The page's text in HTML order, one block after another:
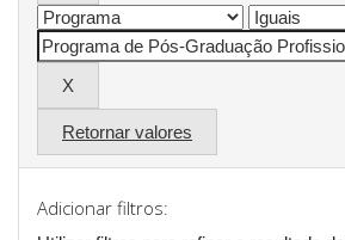
Retornar valores
Adicionar filtros: